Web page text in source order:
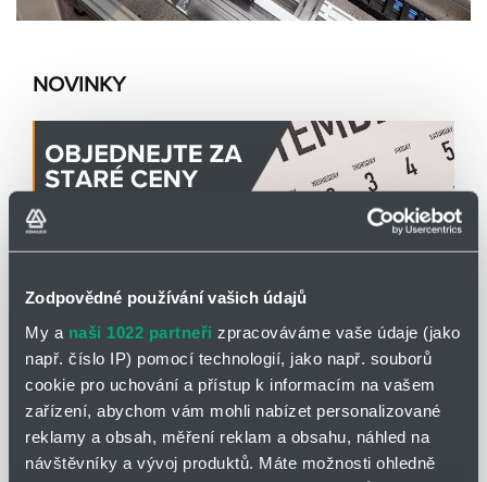
Zodpovědné používání vašich údajů
My a naši 1022 partneři zpracováváme vaše údaje (jako
např. číslo IP) pomocí technologií, jako např. souborů
cookie pro uchování a přístup k informacím na vašem
zařízení, abychom vám mohli nabízet personalizované
reklamy a obsah, měření reklam a obsahu, náhled na
návštěvníky a vývoj produktů. Máte možnosti ohledně
NOVINKY
LIN-TECH
Využijte zbývající čas a objednejte za stávající
ceny
Vážení zákazníci,